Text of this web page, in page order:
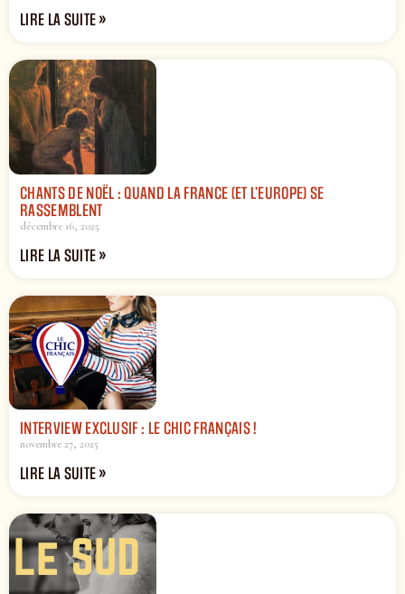
LIRE LA SUITE »
CHANTS DE NOËL : QUAND LA FRANCE (ET L’EUROPE) SE
RASSEMBLENT
décembre 16, 2025
LIRE LA SUITE »
INTERVIEW EXCLUSIF : LE CHIC FRANÇAIS !
novembre 27, 2025
LIRE LA SUITE »